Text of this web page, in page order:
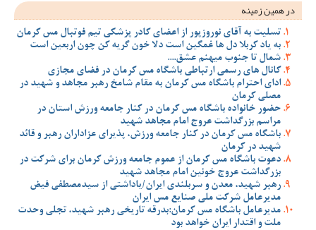
در همین زمینه
تسلیت به آقای نوروزپور از اعضای کادر پزشکی تیم فوتبال مس کرمان
به یاد کربلا دل ها غمگین است دلا خون گریه کن چون اربعین است
شمال تا جنوب میهنم عشق....
کانال های رسمی ارتباطی باشگاه مس کرمان در فضای مجازی
ادای احترام باشگاه مس کرمان به مقام شامخ رهبر مجاهد و شهید در
مصلی کرمان
حضور خانواده باشگاه مس کرمان در کنار جامعه ورزش استان در
مراسم بزرگداشت عروج امام مجاهد شهید
باشگاه مس کرمان در کنار جامعه ورزش، پذیرای عزاداران رهبر و قائد
شهید در کرمان
دعوت باشگاه مس کرمان از عموم جامعه ورزش کرمان برای شرکت در
بزرگداشت عروج خونین امام مجاهد شهید
رهبر شهید، معدن و سربلندی ایران/یاداشتی از سیدمصطفی‌‌ فیض
مدیرعامل شرکت ملی صنایع مس ایران
مدیرعامل باشگاه مس کرمان:بدرقه تاریخی رهبر شهید، تجلی وحدت
ملت و اقتدار ایران خواهد بود